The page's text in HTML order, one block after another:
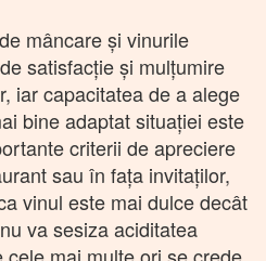
mâncare şi vinurile
satisfacţie şi mulţumire
iar capacitatea de a alege
bine adaptat situaţiei este
criterii de apreciere
sau în faţa invitaţilor,
vinul este mai dulce decât
va sesiza aciditatea